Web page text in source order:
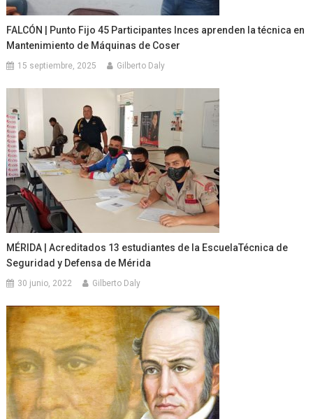
FALCÓN | Punto Fijo 45 Participantes Inces aprenden la técnica en
Mantenimiento de Máquinas de Coser
15 septiembre, 2025 Gilberto Daly
MÉRIDA | Acreditados 13 estudiantes de la EscuelaTécnica de
Seguridad y Defensa de Mérida
30 junio, 2022 Gilberto Daly